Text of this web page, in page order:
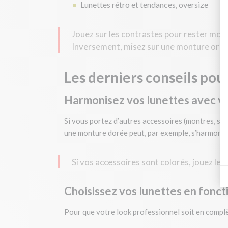
Lunettes rétro et tendances, oversize
Jouez sur les contrastes pour rester
Inversement, misez sur une monture
Les derniers conseils
Harmonisez vos lunettes avec
Si vous portez d’autres accessoires (montres,
une monture dorée peut, par exemple,
Si vos accessoires sont colorés, jouez
Choisissez vos lunettes en
Pour que votre look professionnel soit en